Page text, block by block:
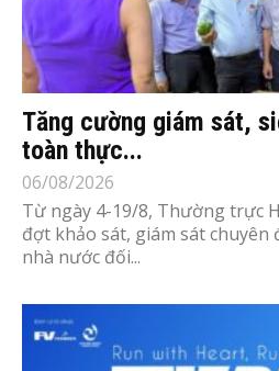
Tăng cường giám sát,
toàn thực...
06/08/2026
Từ ngày 4-19/8, Thường trực
đợt khảo sát, giám sát chuyên
nhà nước đối...